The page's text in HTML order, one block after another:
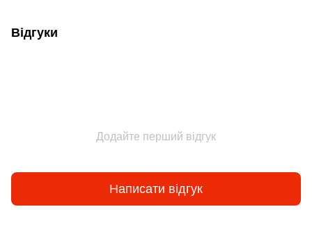
Відгуки
Додайте перший відгук
Написати відгук